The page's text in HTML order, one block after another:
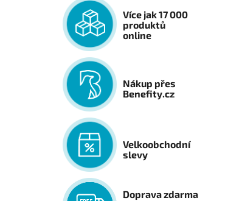
Více jak 17 000
produktů
online
Nákup přes
Benefity.cz
Velkoobchodní
slevy
Doprava zdarma